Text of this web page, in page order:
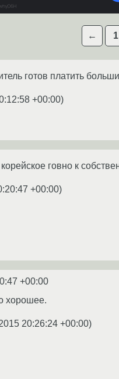
← 1
готов платить
+00:00)
говно к
+00:00)
+00:00
хорошее.
20:26:24 +00:00)